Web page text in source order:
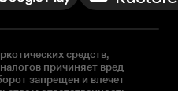
средств,
причиняет вред
запрещен и влечет